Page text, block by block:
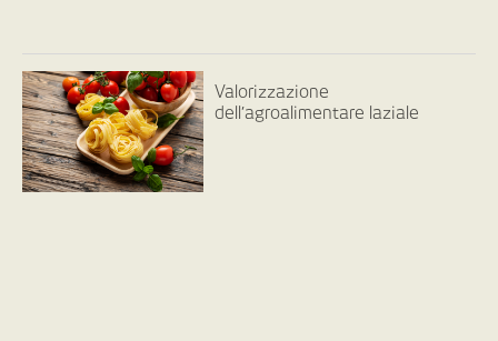
Valorizzazione
dell’agroalimentare laziale